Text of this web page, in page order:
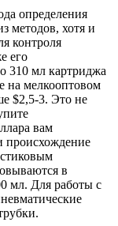
определения
методов, хотя и
контроля
его
310 мл картриджа
на мелкооптовом
$2,5-3. Это не
вам
происхождение
в
мл. Для работы с